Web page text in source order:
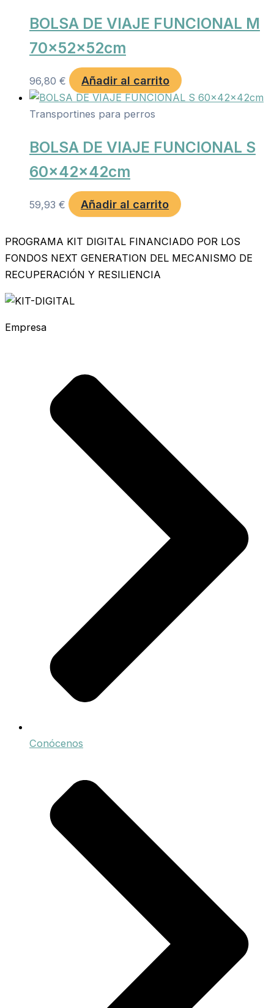
BOLSA DE VIAJE FUNCIONAL M
70x52x52cm
96,80 € Añadir al carrito
Transportines para perros
BOLSA DE VIAJE FUNCIONAL S
60x42x42cm
59,93 € Añadir al carrito
PROGRAMA KIT DIGITAL FINANCIADO POR LOS
FONDOS NEXT GENERATION DEL MECANISMO DE
RECUPERACIÓN Y RESILIENCIA
Empresa
Conócenos